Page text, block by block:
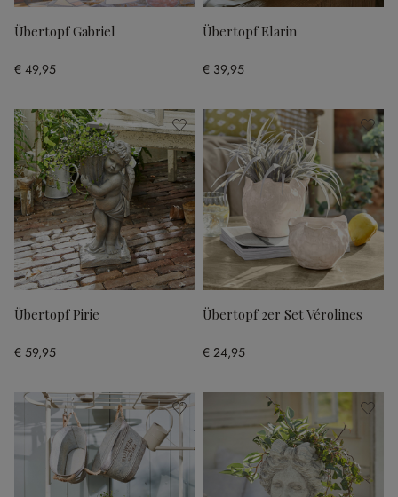
Übertopf Gabriel
€ 49,95
Übertopf Elarin
€ 39,95
Übertopf Pirie
€ 59,95
Übertopf 2er Set Vérolines
€ 24,95